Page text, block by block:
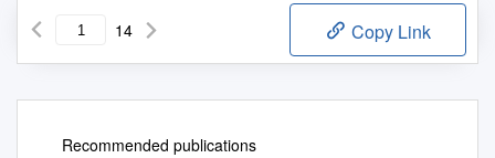
14 Copy Link
Recommended publications